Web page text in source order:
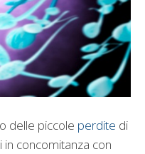
delle piccole perdite di
concomitanza con